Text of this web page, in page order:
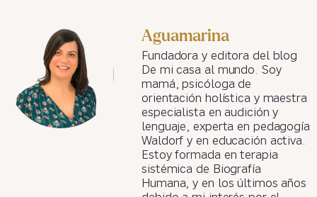
Aguamarina
Fundadora y editora del blog
De mi casa al mundo. Soy
mamá, psicóloga de
orientación holística y maestra
especialista en audición y
lenguaje, experta en pedagogía
Waldorf y en educación activa.
Estoy formada en terapia
sistémica de Biografía
Humana, y en los últimos años